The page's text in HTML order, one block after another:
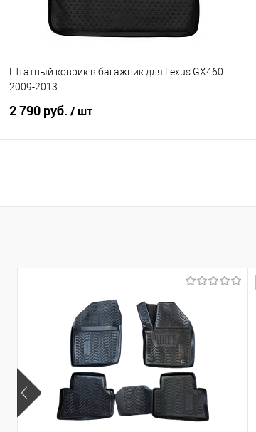
Штатный коврик в багажник для Lexus GX460
2009-2013
2 790 руб. / шт
Купить в 1 клик
Сравнение